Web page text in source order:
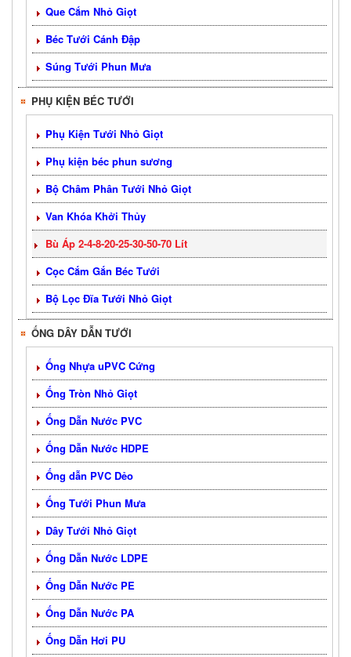
Que Cắm Nhỏ Giọt
Béc Tưới Cánh Đập
Súng Tưới Phun Mưa
PHỤ KIỆN BÉC TƯỚI
Phụ Kiện Tưới Nhỏ Giọt
Phụ kiện béc phun sương
Bộ Châm Phân Tưới Nhỏ Giọt
Van Khóa Khởi Thủy
Bù Áp 2-4-8-20-25-30-50-70 Lít
Cọc Cắm Gắn Béc Tưới
Bộ Lọc Đĩa Tưới Nhỏ Giọt
ỐNG DÂY DẪN TƯỚI
Ống Nhựa uPVC Cứng
Ống Tròn Nhỏ Giọt
Ống Dẫn Nước PVC
Ống Dẫn Nước HDPE
Ống dẫn PVC Dẻo
Ống Tưới Phun Mưa
Dây Tưới Nhỏ Giọt
Ống Dẫn Nước LDPE
Ống Dẫn Nước PE
Ống Dẫn Nước PA
Ống Dẫn Hơi PU